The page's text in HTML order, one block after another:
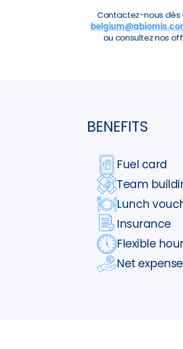
Contactez-nous dès
ou consultez nos
BENEFITS
Fuel card
Team
Lunch
Insurance
Flexible
Net